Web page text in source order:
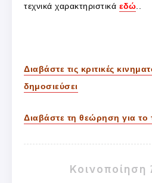
τεχνικά χαρακτηριστικά εδώ
Διαβάστε τις κριτικές
δημοσιεύσει
Διαβάστε τη θεώρηση για